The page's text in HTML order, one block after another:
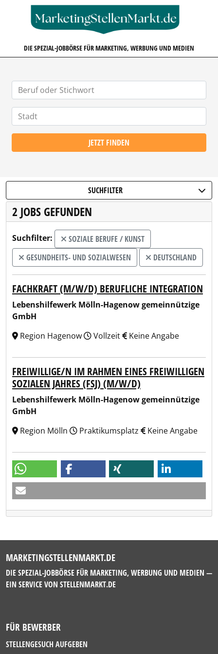
DIE SPEZIAL-JOBBÖRSE FÜR MARKETING, WERBUNG UND MEDIEN
JETZT FINDEN
SUCHFILTER
2 JOBS GEFUNDEN
Suchfilter:
SOZIALE BERUFE / KUNST
GESUNDHEITS- UND SOZIALWESEN
DEUTSCHLAND
FACHKRAFT (M/W/D) BERUFLICHE INTEGRATION
Lebenshilfewerk Mölln-Hagenow gemeinnützige
GmbH
Region Hagenow
Vollzeit Keine Angabe
FREIWILLIGE/N IM RAHMEN EINES FREIWILLIGEN
SOZIALEN JAHRES (FSJ) (M/W/D)
Lebenshilfewerk Mölln-Hagenow gemeinnützige
GmbH
Region Mölln
Praktikumsplatz Keine Angabe
MARKETINGSTELLENMARKT.DE
DIE SPEZIAL-JOBBÖRSE FÜR MARKETING, WERBUNG UND MEDIEN —
EIN SERVICE VON STELLENMARKT.DE
FÜR BEWERBER
STELLENGESUCH AUFGEBEN